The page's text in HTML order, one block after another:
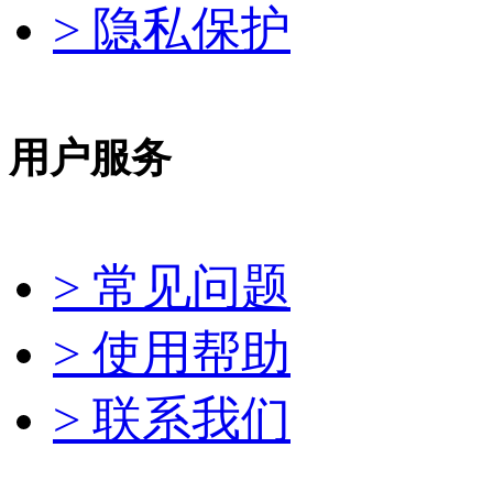
> 隐私保护
用户服务
> 常见问题
> 使用帮助
> 联系我们